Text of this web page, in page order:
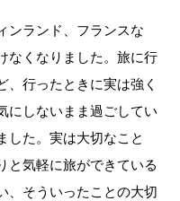
ンランド、フランスな
なくなりました。旅に行
、行ったときに実は強く
にしないまま過ごしてい
した。実は大切なこと
と気軽に旅ができている
、そういったことの大切